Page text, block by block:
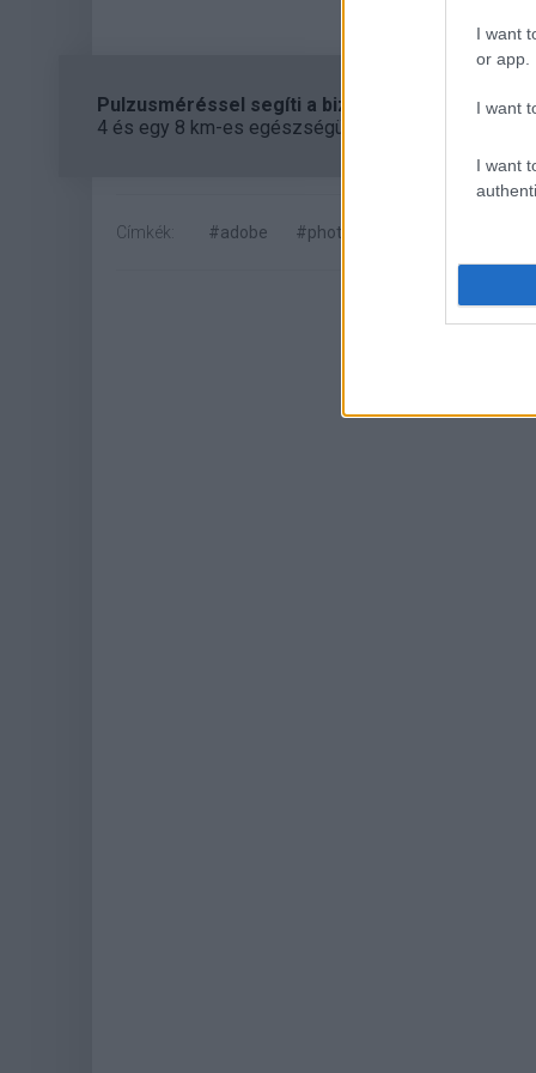
I want
or app.
I want
I want
Pulzusméréssel segíti a biztonságos mozgást
4 és egy 8 km-es egészségügyi tanösvény nyílt
Címkék: #adobe #photoshop